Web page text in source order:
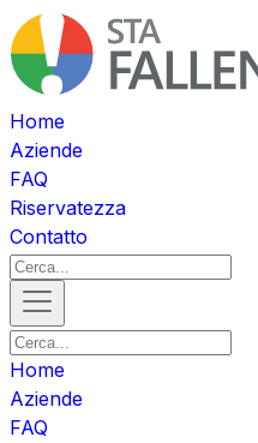
Home
Aziende
FAQ
Riservatezza
Contatto
Home
Aziende
FAQ